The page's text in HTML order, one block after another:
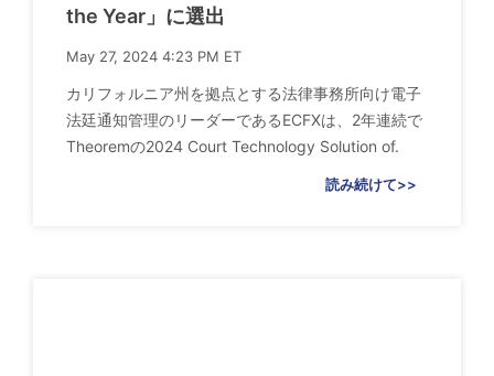
the Year」に選出
May 27, 2024 4:23 PM ET
カリフォルニア州を拠点とする法律事務所向け電子
法廷通知管理のリーダーであるECFXは、2年連続で
Theoremの2024 Court Technology Solution of.
読み続けて>>